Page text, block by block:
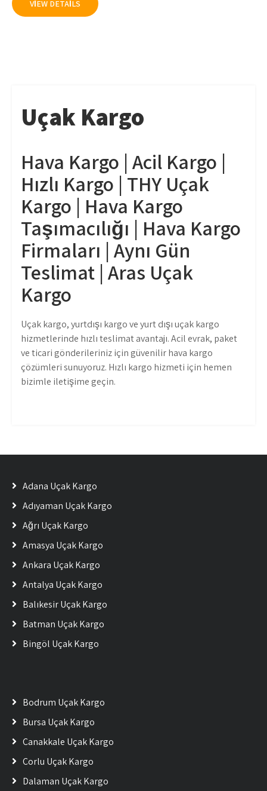
VIEW DETAILS
Uçak Kargo
Hava Kargo | Acil Kargo |
Hızlı Kargo | THY Uçak
Kargo | Hava Kargo
Taşımacılığı | Hava Kargo
Firmaları | Aynı Gün
Teslimat | Aras Uçak
Kargo
Uçak kargo, yurtdışı kargo ve yurt dışı uçak kargo
hizmetlerinde hızlı teslimat avantajı. Acil evrak, paket
ve ticari gönderileriniz için güvenilir hava kargo
çözümleri sunuyoruz. Hızlı kargo hizmeti için hemen
bizimle iletişime geçin.
Adana Uçak Kargo
Adıyaman Uçak Kargo
Ağrı Uçak Kargo
Amasya Uçak Kargo
Ankara Uçak Kargo
Antalya Uçak Kargo
Balıkesir Uçak Kargo
Batman Uçak Kargo
Bingöl Uçak Kargo
Bodrum Uçak Kargo
Bursa Uçak Kargo
Çanakkale Uçak Kargo
Çorlu Uçak Kargo
Dalaman Uçak Kargo